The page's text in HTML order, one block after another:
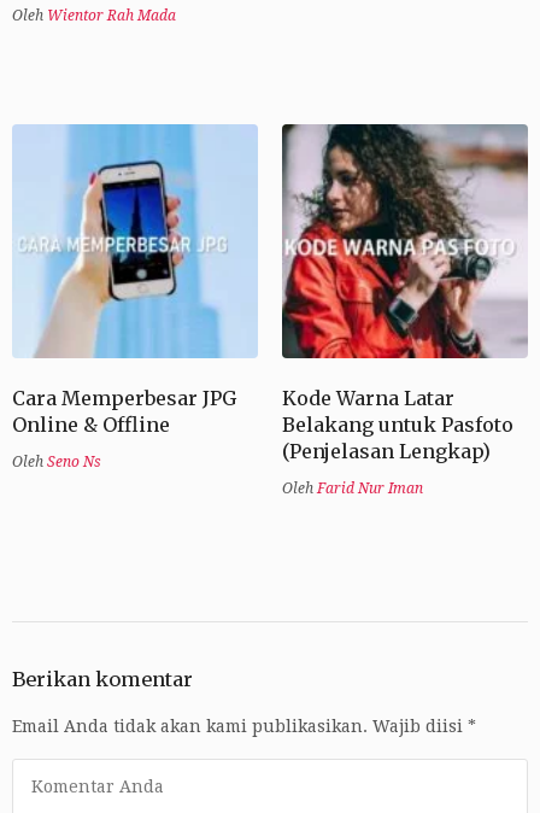
Oleh Wientor Rah Mada
Cara Memperbesar JPG
Online & Offline
Oleh Seno Ns
Kode Warna Latar
Belakang untuk Pasfoto
(Penjelasan Lengkap)
OlehFarid Nur Iman
Berikan komentar
Email Anda tidak akan kami publikasikan. Wajib diisi *